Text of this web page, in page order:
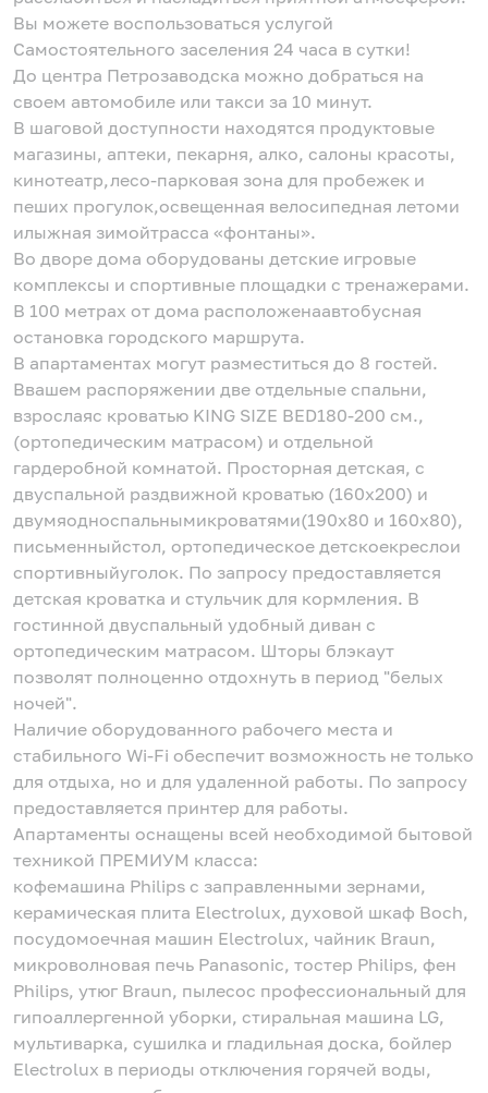
Вы можете воспользоваться услугой
Самостоятельного заселения 24 часа в сутки!
До центра Петрозаводска можно добраться на
своем автомобиле или такси за 10 минут.
В шаговой доступности находятся продуктовые
магазины, аптеки, пекарня, алко, салоны красоты,
кинотеатр,лесо-парковая зона для пробежек и
пеших прогулок,освещенная велосипедная летоми
илыжная зимойтрасса «фонтаны».
Во дворе дома оборудованы детские игровые
комплексы и спортивные площадки с тренажерами.
В 100 метрах от дома расположенаавтобусная
остановка городского маршрута.
В апартаментах могут разместиться до 8 гостей.
Ввашем распоряжении две отдельные спальни,
взрослаяс кроватью KING SIZE BED180-200 см.,
(ортопедическим матрасом) и отдельной
гардеробной комнатой. Просторная детская, с
двуспальной раздвижной кроватью (160х200) и
двумяодноспальнымикроватями(190х80 и 160х80),
письменныйстол, ортопедическое детскоекреслои
спортивныйуголок. По запросу предоставляется
детская кроватка и стульчик для кормления. В
гостинной двуспальный удобный диван с
ортопедическим матрасом. Шторы блэкаут
позволят полноценно отдохнуть в период "белых
ночей".
Наличие оборудованного рабочего места и
стабильного Wi-Fi обеспечит возможность не только
для отдыха, но и для удаленной работы. По запросу
предоставляется принтер для работы.
Апартаменты оснащены всей необходимой бытовой
техникой ПРЕМИУМ класса:
кофемашина Philips с заправленными зернами,
керамическая плита Electrolux, духовой шкаф Boch,
посудомоечная машин Electrolux, чайник Braun,
микроволновая печь Panasonic, тостер Philips, фен
Philips, утюг Braun, пылесос профессиональный для
гипоаллергенной уборки, стиральная машина LG,
мультиварка, сушилка и гладильная доска, бойлер
Electrolux в периоды отключения горячей воды,